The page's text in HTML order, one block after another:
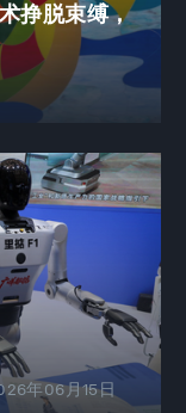
挣脱束缚，
年06月15日